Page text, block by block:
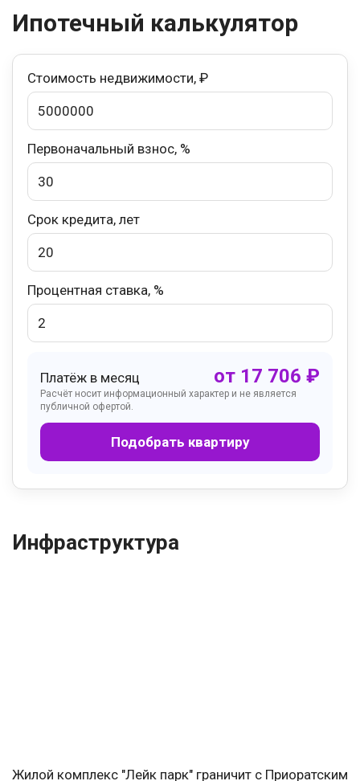
Ипотечный калькулятор
Стоимость недвижимости, ₽
Первоначальный взнос, %
Срок кредита, лет
Процентная ставка, %
Платёж в месяц от 17 706 ₽
Расчёт носит информационный характер и не является
публичной офертой.
Подобрать квартиру
Инфраструктура
Жилой комплекс "Лейк парк" граничит с Приоратским